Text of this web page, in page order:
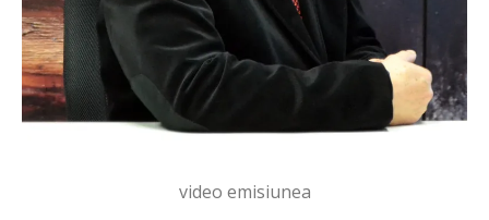
video emisiunea